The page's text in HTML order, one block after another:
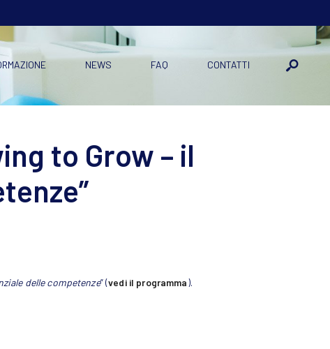
NEWS FAQ CONTATTI
to Grow – il
delle competenze” (vedi il programma).